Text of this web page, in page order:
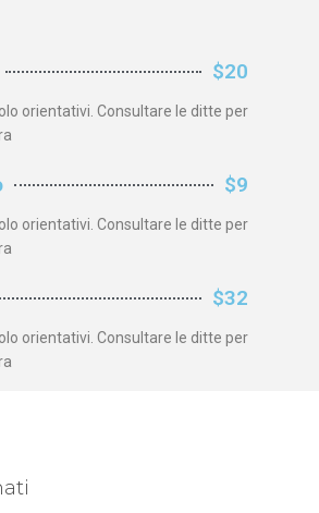
$20
orientativi. Consultare le ditte per
$9
orientativi. Consultare le ditte per
$32
orientativi. Consultare le ditte per